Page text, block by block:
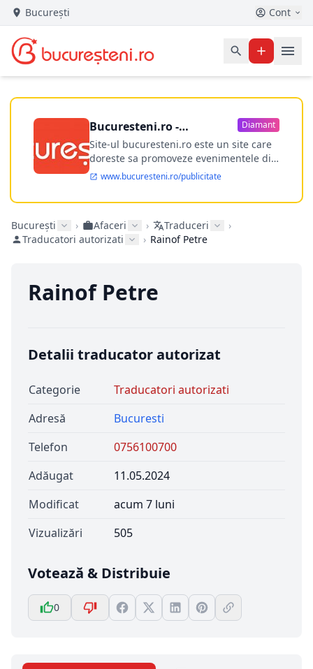
București Cont
Bucuresteni.ro -
publicitate online
Diamant
Site-ul bucuresteni.ro este un site care
doreste sa promoveze evenimentele din
Bucuresti si nu numai, sa puna la
dispozitia utilizatorului cea mai
performanta harta electronica a
ofere posibilitatea firmel...
www.bucuresteni.ro/publicitate
București › Afaceri › Traduceri
›
Traducatori autorizati
› Rainof Petre
Rainof Petre
Detalii traducator autorizat
Categorie
Traducatori autorizati
Adresă
Bucuresti
Telefon
0756100700
Adăugat
11.05.2024
Modificat
acum 7 luni
Vizualizări
505
Votează & Distribuie
0